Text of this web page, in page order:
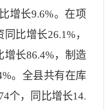
增长9.6%。在项
比增长26.1%，
长86.4%，制造
。全县共有在库
个，同比增长14.